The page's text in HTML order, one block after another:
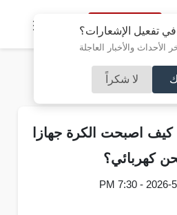
تفعيل الإشعارات؟
الأحداث والأخبار العاجلة
لا شكراً
النسخة الكاملة
كيف اصبحت الكرة جهازا
كهربائي؟